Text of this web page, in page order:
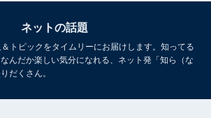
ネットの話題
トピックをタイムリーにお届けします。知ってる
んだか楽しい気分になれる、ネット発「知ら（な
だくさん。